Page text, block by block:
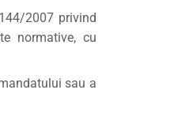
2007 privind
normative, cu
sau a